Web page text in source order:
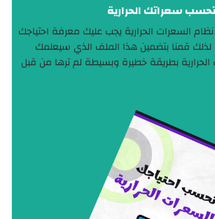
سعراتك الحرارية
السعرات الحرارية يجب عليك معرفة احتياجك
لذلك قمنا بتضمين هذا الملف الذي سيعلمك
بطريقة خطيرة وبسيطة لم ترها من قبل